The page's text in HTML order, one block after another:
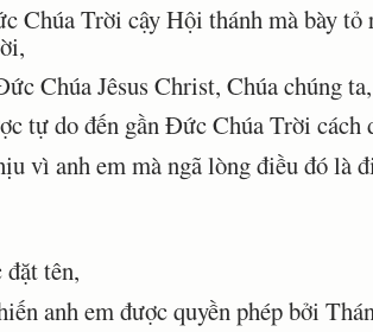
Chúa Trời cậy Hội thánh mà bày tỏ
Chúa Jêsus Christ, Chúa chúng ta,
tự do đến gần Ðức Chúa Trời cách
vì anh em mà ngã lòng điều đó là
tên,
anh em được quyền phép bởi